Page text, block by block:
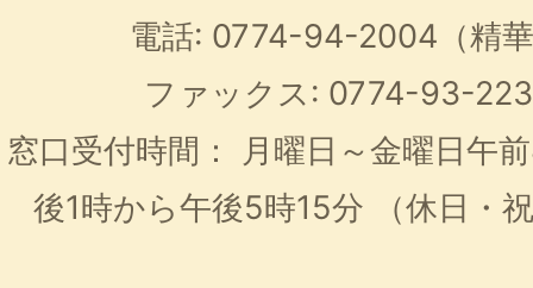
電話: 0774-94-2004（精
ファックス: 0774-93-
窓口受付時間：
月曜日～金曜日午
後1時から午後5時15分
（休日・